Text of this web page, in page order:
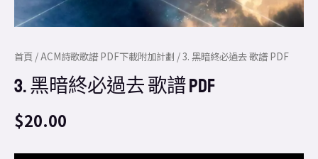
首頁 /ACM詩歌歌譜 PDF下載附加計劃 / 3. 黑暗終必過去 歌譜 PDF
3. 黑暗終必過去 歌譜 PDF
$20.00